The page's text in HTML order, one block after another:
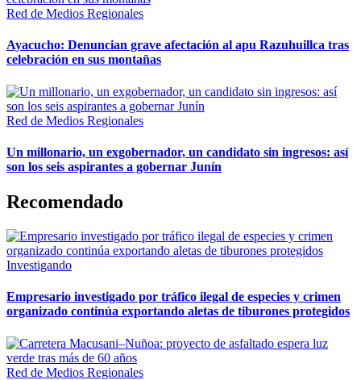
Red de Medios Regionales
Ayacucho: Denuncian grave afectación al apu Razuhuillca tras
celebración en sus montañas
Red de Medios Regionales
Un millonario, un exgobernador, un candidato sin ingresos: así
son los seis aspirantes a gobernar Junín
Recomendado
Investigando
Empresario investigado por tráfico ilegal de especies y crimen
organizado continúa exportando aletas de tiburones protegidos
Red de Medios Regionales